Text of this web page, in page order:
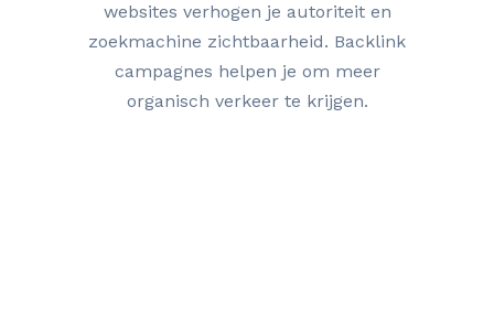
websites verhogen je autoriteit en
zoekmachine zichtbaarheid. Backlink
campagnes helpen je om meer
organisch verkeer te krijgen.